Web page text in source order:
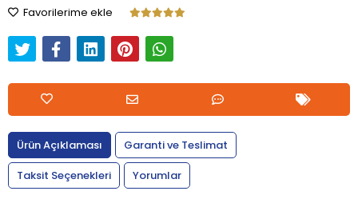
Favorilerime ekle
Ürün Açıklaması
Garanti ve Teslimat
Taksit Seçenekleri
Yorumlar